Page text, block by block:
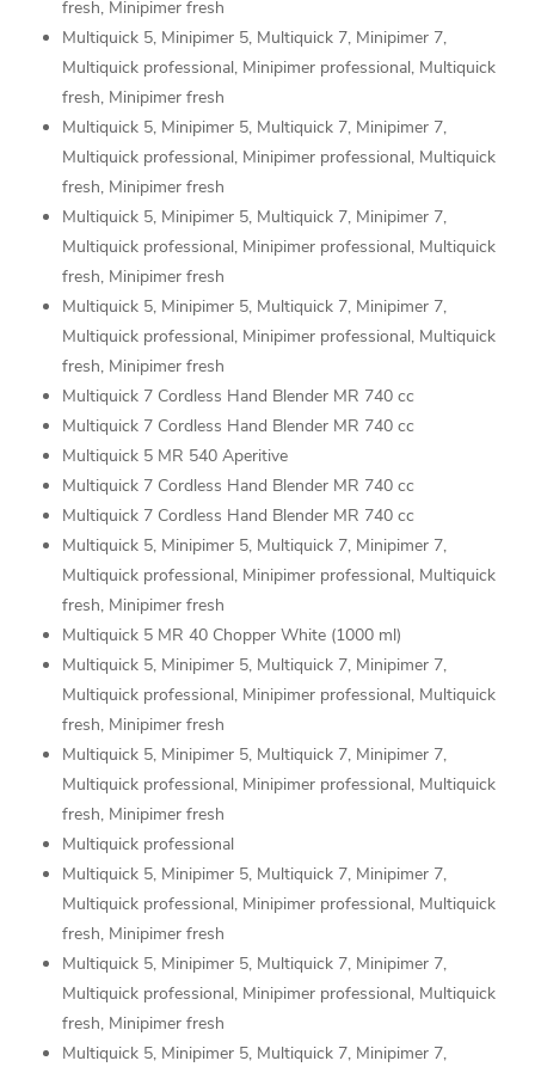
fresh, Minipimer fresh
Multiquick 5, Minipimer 5, Multiquick 7, Minipimer 7,
Multiquick professional, Minipimer professional, Multiquick
fresh, Minipimer fresh
Multiquick 5, Minipimer 5, Multiquick 7, Minipimer 7,
Multiquick professional, Minipimer professional, Multiquick
fresh, Minipimer fresh
Multiquick 5, Minipimer 5, Multiquick 7, Minipimer 7,
Multiquick professional, Minipimer professional, Multiquick
fresh, Minipimer fresh
Multiquick 5, Minipimer 5, Multiquick 7, Minipimer 7,
Multiquick professional, Minipimer professional, Multiquick
fresh, Minipimer fresh
Multiquick 7 Cordless Hand Blender MR 740 cc
Multiquick 7 Cordless Hand Blender MR 740 cc
Multiquick 5 MR 540 Aperitive
Multiquick 7 Cordless Hand Blender MR 740 cc
Multiquick 7 Cordless Hand Blender MR 740 cc
Multiquick 5, Minipimer 5, Multiquick 7, Minipimer 7,
Multiquick professional, Minipimer professional, Multiquick
fresh, Minipimer fresh
Multiquick 5 MR 40 Chopper White (1000 ml)
Multiquick 5, Minipimer 5, Multiquick 7, Minipimer 7,
Multiquick professional, Minipimer professional, Multiquick
fresh, Minipimer fresh
Multiquick 5, Minipimer 5, Multiquick 7, Minipimer 7,
Multiquick professional, Minipimer professional, Multiquick
fresh, Minipimer fresh
Multiquick professional
Multiquick 5, Minipimer 5, Multiquick 7, Minipimer 7,
Multiquick professional, Minipimer professional, Multiquick
fresh, Minipimer fresh
Multiquick 5, Minipimer 5, Multiquick 7, Minipimer 7,
Multiquick professional, Minipimer professional, Multiquick
fresh, Minipimer fresh
Multiquick 5, Minipimer 5, Multiquick 7, Minipimer 7,